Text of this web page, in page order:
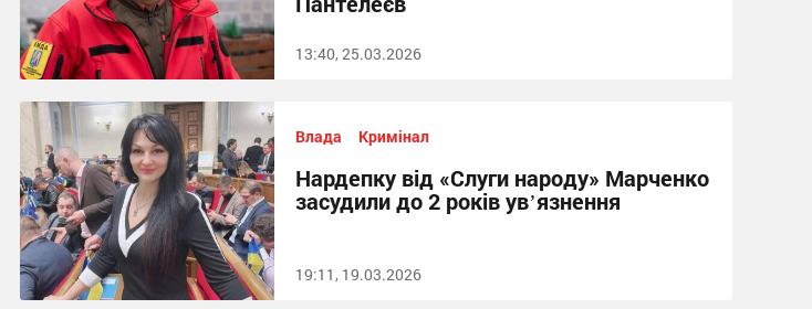
13:40, 25.03.2026
Влада Кримінал
Нардепку від «Слуги народу» Марченко
засудили до 2 років увʼязнення
19:11, 19.03.2026